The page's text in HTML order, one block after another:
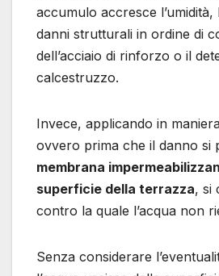
accumulo accresce l’umidità,
danni strutturali in ordine di
dell’acciaio di rinforzo o il
calcestruzzo.
Invece, applicando in
ovvero prima che il danno si
membrana
superficie della terrazza, si
contro la quale l’acqua non
Senza considerare